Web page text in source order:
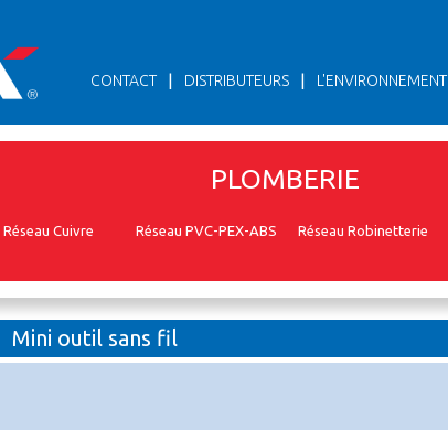
CONTACT | DISTRIBUTEURS | L'ENVIRONNEMENT
PLOMBERIE
Réseau Cuivre Réseau PVC-PEX-ABS Réseau Robinetterie
Mini outil sans fil